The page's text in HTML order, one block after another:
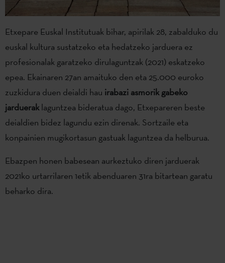
Etxepare Euskal Institutuak bihar, apirilak 28, zabalduko du
euskal kultura sustatzeko eta hedatzeko jarduera ez
profesionalak garatzeko dirulaguntzak (2021) eskatzeko
epea. Ekainaren 27an amaituko den eta 25.000 euroko
zuzkidura duen deialdi hau irabazi asmorik gabeko
jarduerak laguntzea bideratua dago, Etxepareren beste
deialdien bidez lagundu ezin direnak. Sortzaile eta
konpainien mugikortasun gastuak laguntzea da helburua.
Ebazpen honen babesean aurkeztuko diren jarduerak
2021ko urtarrilaren 1etik abenduaren 31ra bitartean garatu
beharko dira.